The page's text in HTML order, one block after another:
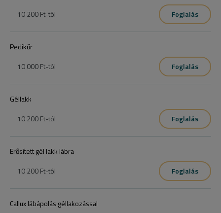
10 200 Ft-tól Foglalás
Pedikűr
10 000 Ft-tól Foglalás
Géllakk
10 200 Ft-tól Foglalás
Erősített gél lakk lábra
10 200 Ft-tól Foglalás
Callux lábápolás géllakozással